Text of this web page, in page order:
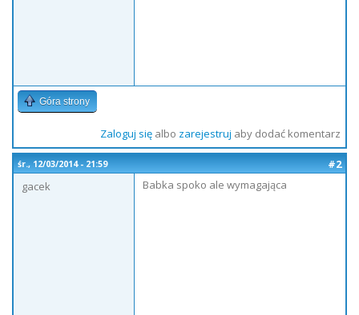
Góra strony
Zaloguj sięalbo zarejestruj aby dodać komentarz
śr., 12/03/2014 - 21:59
#2
gacek
Babka spoko ale wymagająca